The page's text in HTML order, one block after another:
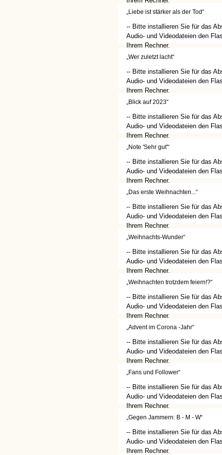
(http://get.adobe.com/de/
„Liebe ist stärker als der Tod“
-- Bitte installieren Sie für das
Audio- und Videodateien den
Ihrem Rechner.
(http://get.adobe.com/de/
„Wer zuletzt lacht“
-- Bitte installieren Sie für das
Audio- und Videodateien den
Ihrem Rechner.
(http://get.adobe.com/de/
„Blick auf 2023“
-- Bitte installieren Sie für das
Audio- und Videodateien den
Ihrem Rechner.
(http://get.adobe.com/de/
„Note 'Sehr gut'“
-- Bitte installieren Sie für das
Audio- und Videodateien den
Ihrem Rechner.
(http://get.adobe.com/de/
„Das erste Weihnachten...“
-- Bitte installieren Sie für das
Audio- und Videodateien den
Ihrem Rechner.
(http://get.adobe.com/de/
„Weihnachts-Wunder“
-- Bitte installieren Sie für das
Audio- und Videodateien den
Ihrem Rechner.
(http://get.adobe.com/de/
„Weihnachten trotzdem feiern!?“
-- Bitte installieren Sie für das
Audio- und Videodateien den
Ihrem Rechner.
(http://get.adobe.com/de/
„Advent im Corona -Jahr“
-- Bitte installieren Sie für das
Audio- und Videodateien den
Ihrem Rechner.
(http://get.adobe.com/de/
„Fans und Follower“
-- Bitte installieren Sie für das
Audio- und Videodateien den
Ihrem Rechner.
(http://get.adobe.com/de/
„Gegen Jammern: B - M - W“
-- Bitte installieren Sie für das
Audio- und Videodateien den
Ihrem Rechner.